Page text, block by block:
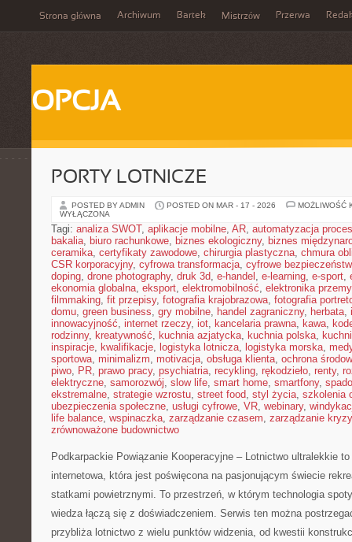
Strona główna Archiwum Bartek Mistrzów Przerwa
OPCJA
PORTY LOTNICZE
POSTED BY ADMIN POSTED ON MAR - 17 - 2026
MOŻLIWOŚĆ
WYŁĄCZONA
Tagi: analiza SWOT, aplikacje mobilne, AR, automatyzacja
bakalia, biuro rachunkowe, biznes ekologiczny, biznes
ceramika, certyfikaty zawodowe, chirurgia plastyczna, chmura
CSR korporacyjny, cyfrowa transformacja, cyfrowe
doping, drone photography, druk 3d, e-handel , e-learning, e-sport,
ekonomia globalna, eksport, elektromobilność, elektronika
filmmaking, fit przepisy, fotografia krajobrazowa, fotografia
domu, green business, gry mobilne, handel zagraniczny, herbata,
innowacyjność, internet rzeczy, iot, kancelaria prawna, kawa,
rodzinny, kreatywność, kuchnia azjatycka, kuchnia polska,
inspiracje, kwalifikacje, logistyka lotnicza, logistyka morska,
sportowa, minimalizm, motivacja, obsługa klienta, ochrona
piwo, PR, prawo pracy, psychiatria, recykling, rękodzieło, renty,
elektryczne, samorozwój, slow life, smart home, smartfony,
ekstremalne, strategie wzrostu, street food, styl życia, szkolenia
ubezpieczenia społeczne, usługi cyfrowe, VR, webinary,
life balance, wspinaczka, zarządzanie czasem, zarządzanie
zrównoważone budownictwo
Podkarpackie Powiązanie Kooperacyjne – Lotnictwo ultralekkie to
internetowa, która jest poświęcona na pasjonującym świecie
statkami powietrznymi. To przestrzeń, w którym technologia
wiedza łączą się z doświadczeniem. Serwis ten można
przybliża lotnictwo z wielu punktów widzenia, od kwestii